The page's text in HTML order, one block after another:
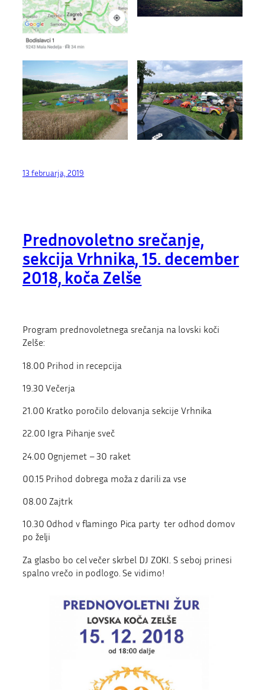
13 februarja, 2019
Prednovoletno srečanje,
sekcija Vrhnika, 15. december
2018, koča Zelše
Program prednovoletnega srečanja na lovski koči
Zelše:
18.00 Prihod in recepcija
19.30 Večerja
21.00 Kratko poročilo delovanja sekcije Vrhnika
22.00 Igra Pihanje sveč
24.00 Ognjemet – 30 raket
00.15 Prihod dobrega moža z darili za vse
08.00 Zajtrk
10.30 Odhod v flamingo Pica party ter odhod domov
po želji
Za glasbo bo cel večer skrbel DJ ZOKI. S seboj prinesi
spalno vrečo in podlogo. Se vidimo!